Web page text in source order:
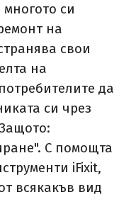
си
на
свои
на
да
си чрез
С помощта
iFixit,
всякакъв вид